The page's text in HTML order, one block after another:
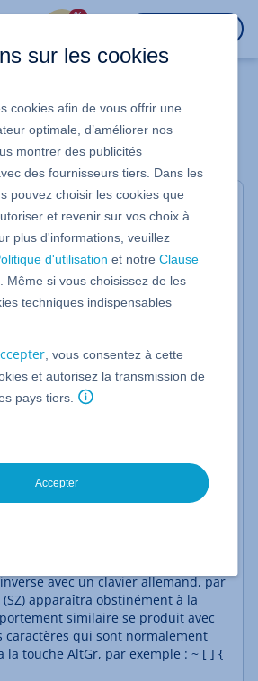
%
via la console série
Dédiés, les Bons plans serveurs
des serveurs
nous vous montrons comment
depuis la console série.
de fichiers.
suivante, le fichier texte
être édité.
application texte via un terminal
avec un clavier allemand, par
apparaîtra obstinément à la
similaire se produit avec
caractères qui sont normalement
la touche AltGr, par exemple : ~ [ ] {
sur les cookies
cookies afin de vous offrir une
optimale, d’améliorer nos
montrer des publicités
des fournisseurs tiers. Dans les
pouvez choisir les cookies que
et revenir sur vos choix à
plus d'informations, veuillez
d'utilisation et notreClause
. Même si vous choisissez de les
techniques indispensables
, vous consentez à cette
et autorisez la transmission de
pays tiers.
Accepter